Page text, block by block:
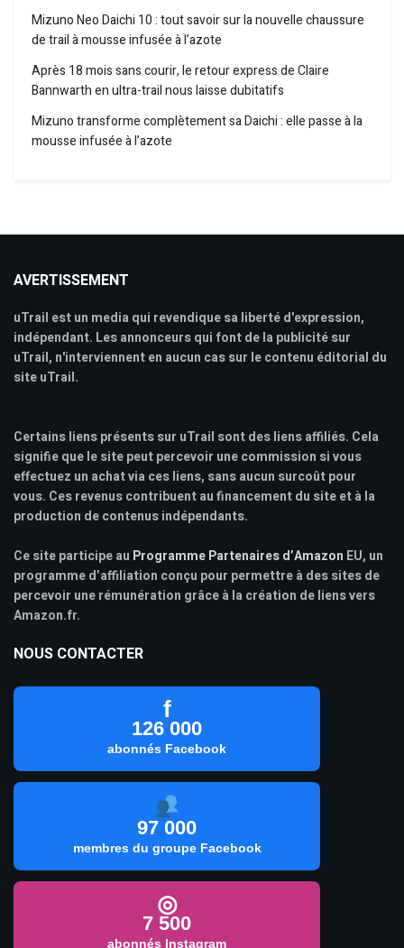
Mizuno Neo Daichi 10 : tout savoir sur la nouvelle chaussure
de trail à mousse infusée à l’azote
Après 18 mois sans courir, le retour express de Claire
Bannwarth en ultra-trail nous laisse dubitatifs
Mizuno transforme complètement sa Daichi : elle passe à la
mousse infusée à l’azote
AVERTISSEMENT
uTrail est un media qui revendique sa liberté d'expression,
indépendant. Les annonceurs qui font de la publicité sur
uTrail, n'interviennent en aucun cas sur le contenu éditorial du
site uTrail.
Certains liens présents sur uTrail sont des liens affiliés. Cela
signifie que le site peut percevoir une commission si vous
effectuez un achat via ces liens, sans aucun surcoût pour
vous. Ces revenus contribuent au financement du site et à la
production de contenus indépendants.
Ce site participe au Programme Partenaires d’Amazon EU, un
programme d’affiliation conçu pour permettre à des sites de
percevoir une rémunération grâce à la création de liens vers
Amazon.fr.
NOUS CONTACTER
f
126 000
abonnés Facebook
97 000
membres du groupe Facebook
◎
7 500
abonnés Instagram